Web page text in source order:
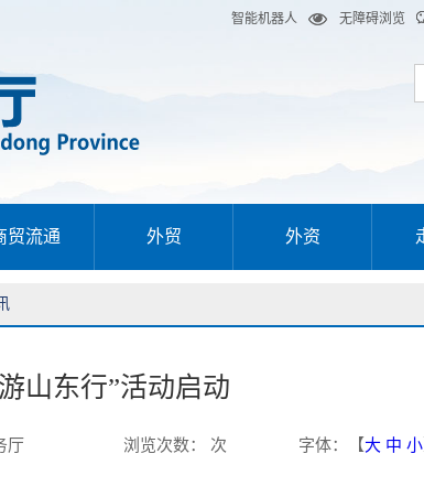
智能机器人 无障碍浏览
贸流通 外贸 外资
山东行”活动启动
厅 浏览次数： 次 字体：【大中 小